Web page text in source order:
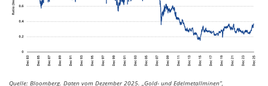
Quelle: Bloomberg. Daten vom Dezember 2025. „Gold- und Edelmetallminen“,